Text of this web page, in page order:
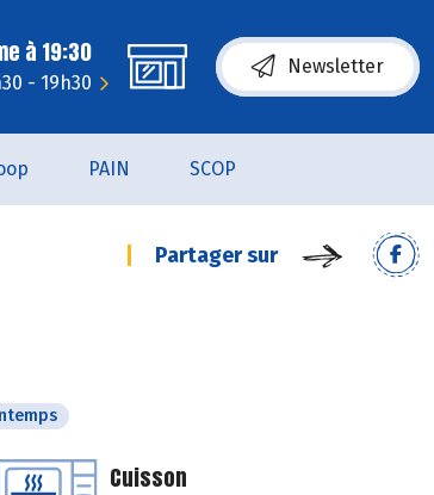
à 19:30
- 19h30
Newsletter
PAIN SCOP
Partager sur
Cuisson